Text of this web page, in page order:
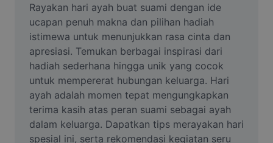
Penjana Meme
AI Text Remover
AI People Remover
AI Inpainting
Face Cutout
Rayakan hari ayah buat suami dengan ide
ucapan penuh makna dan pilihan hadiah
istimewa untuk menunjukkan rasa cinta dan
apresiasi. Temukan berbagai inspirasi dari
hadiah sederhana hingga unik yang cocok
untuk mempererat hubungan keluarga. Hari
ayah adalah momen tepat mengungkapkan
terima kasih atas peran suami sebagai ayah
dalam keluarga. Dapatkan tips merayakan hari
spesial ini, serta rekomendasi kegiatan seru